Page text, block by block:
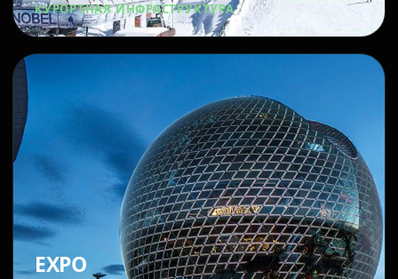
КУРОРТНАЯ ИНФРАСТРУКТУРА
EXPO